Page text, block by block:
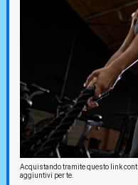
Acquistando tramite questo link
aggiuntivi per te.